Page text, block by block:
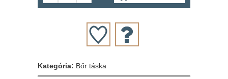
Kategória: Bőr táska